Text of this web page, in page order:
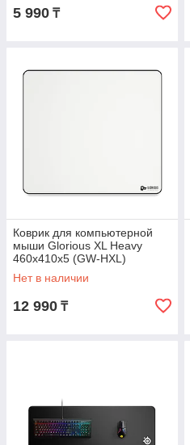
5 990 ₸
Коврик для компьютерной
мыши Glorious XL Heavy
460x410x5 (GW-HXL)
Нет в наличии
12 990 ₸